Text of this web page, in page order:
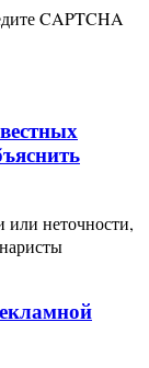
CAPTCHA
неточности,